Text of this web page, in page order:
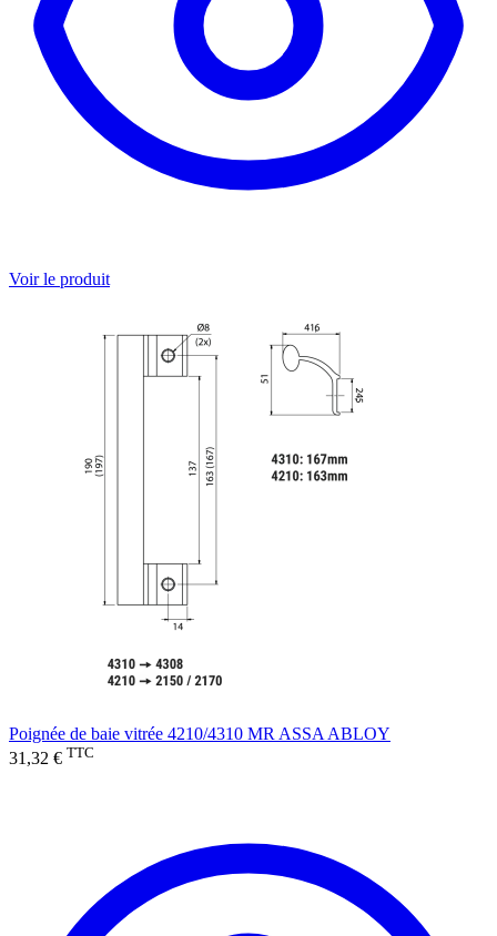
Voir le produit
Poignée de baie vitrée 4210/4310 MR ASSA ABLOY
31,32 € TTC